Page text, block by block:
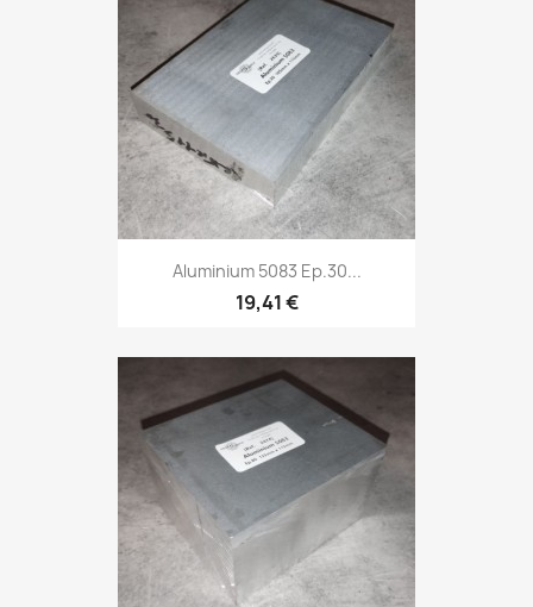
Aluminium 5083 Ep.30...
19,41 €